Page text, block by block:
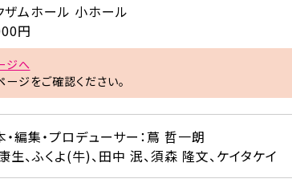
ムホール 小ホール
円
ジへ
ジをご確認ください。
・編集・プロデューサー：蔦 哲一朗
生、ふくよ(牛)、田中 泯、須森 隆文、ケイタケイ